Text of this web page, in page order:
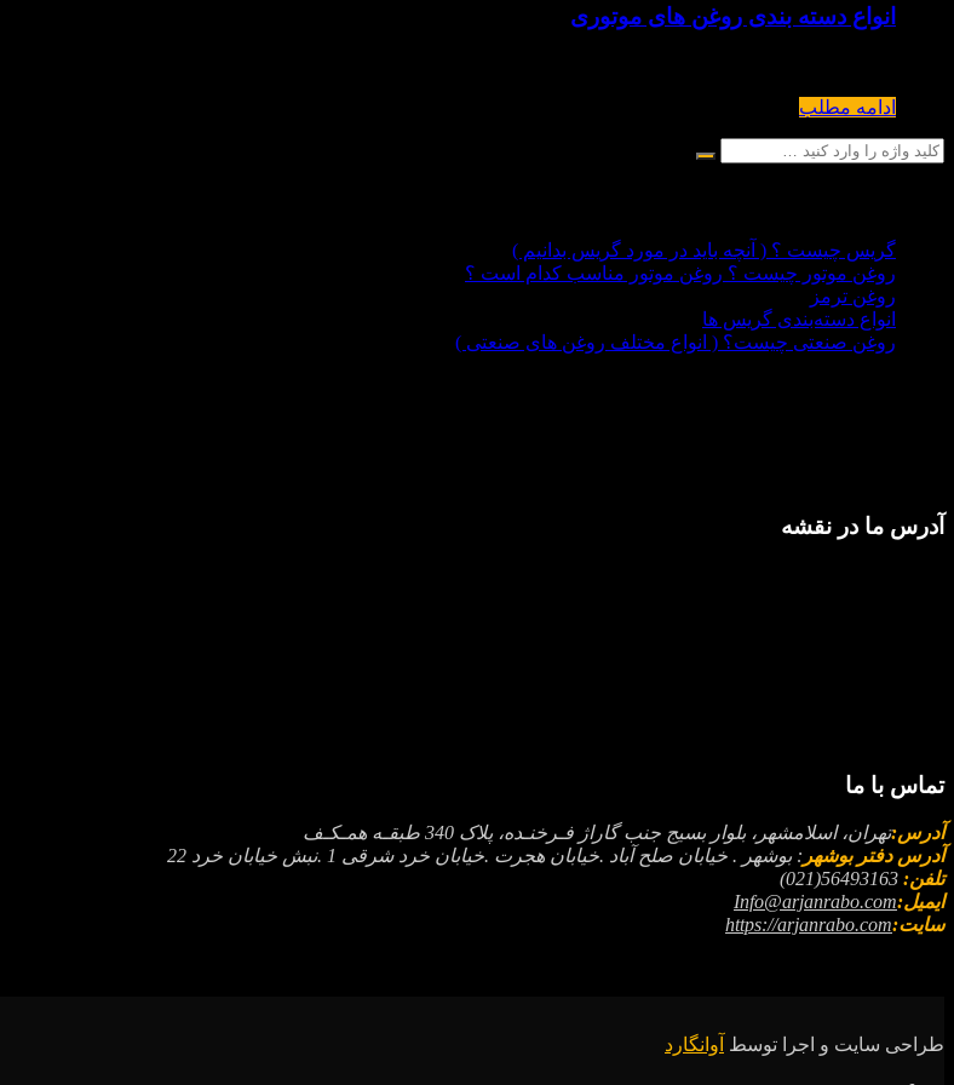
انواع دسته بندی روغن های موتوری
ادامه مطلب
گریس چیست ؟ ( آنچه باید در مورد گریس بدانیم )
روغن موتور چیست ؟ روغن موتور مناسب کدام است ؟
روغن ترمز
انواع دسته‌بندی گریس ها
روغن صنعتی چیست؟ ( انواع مختلف روغن های صنعتی )
آدرس ما در نقشه
تماس با ما
آدرس:تهران، اسلامشهر، بلوار بسیج جنب گاراژ فـرخنـده، پلاک 340 طبقـه همـکـف
آدرس دفتر بوشهر : بوشهر . خیابان صلح آباد .خیابان هجرت .خیابان خرد شرقی 1 .نبش خیابان خرد 22
تلفن:
ایمیل:Info@arjanrabo.com
سایت:https://arjanrabo.com
طراحی سایت و اجرا توسط آوانگارد